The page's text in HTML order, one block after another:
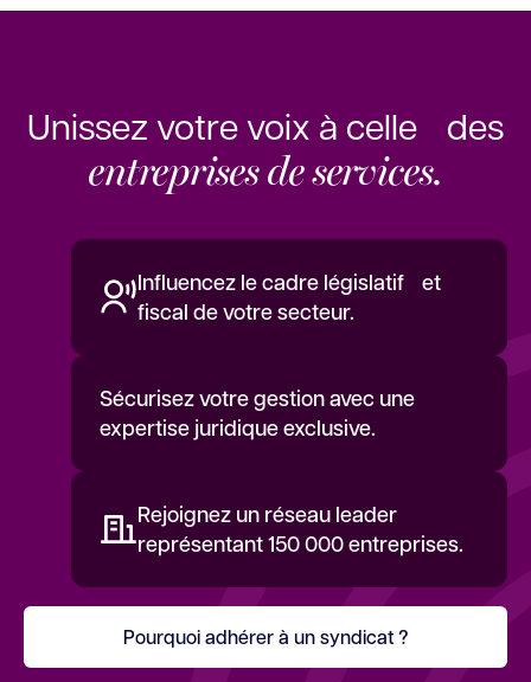
Unissez votre voix à celle des
entreprises de services.
Influencez le cadre législatif et
fiscal de votre secteur.
Sécurisez votre gestion avec une
expertise juridique exclusive.
Rejoignez un réseau leader
représentant 150 000 entreprises.
Pourquoi adhérer à un syndicat ?